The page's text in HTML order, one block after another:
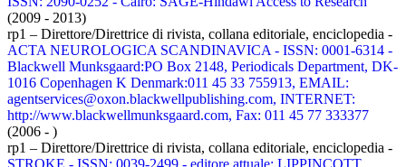
(2009 - 2013)
rp1 – Direttore/Direttrice di rivista, collana editoriale, enciclopedia -
ACTA NEUROLOGICA SCANDINAVICA - ISSN: 0001-6314 -
Blackwell Munksgaard:PO Box 2148, Periodicals Department, DK-
1016 Copenhagen K Denmark:011 45 33 755913, EMAIL:
agentservices@oxon.blackwellpublishing.com, INTERNET:
http://www.blackwellmunksgaard.com, Fax: 011 45 77 333377
(2006 - )
rp1 – Direttore/Direttrice di rivista, collana editoriale, enciclopedia -